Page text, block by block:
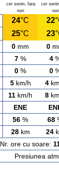
cer senin, fara
nori
cer
nori
24°C 22
25°C 23
0 mm 0
7 % 4
0 % 0
5km/h 4
11 km/h 8
ENE
56 % 68
28km 24
Nr. ore cu soare:
Presiunea